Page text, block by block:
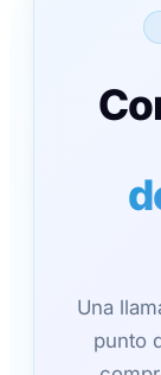
Una
punto